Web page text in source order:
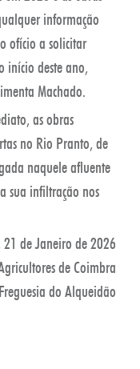
informação
ofício a solicitar
início deste ano,
Machado.
as obras
no Rio Pranto, de
naquele afluente
sua infiltração nos
21 de Janeiro de 2026
de Coimbra
do Alqueidão